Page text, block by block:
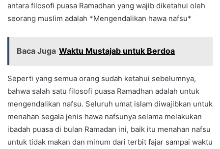
antara filosofi puasa Ramadhan yang wajib diketahui oleh
seorang muslim adalah *Mengendalikan hawa nafsu*
Baca Juga Waktu Mustajab untuk Berdoa
Seperti yang semua orang sudah ketahui sebelumnya,
bahwa salah satu filosofi puasa Ramadhan adalah untuk
mengendalikan nafsu. Seluruh umat islam diwajibkan untuk
menahan segala jenis hawa nafsunya selama melakukan
ibadah puasa di bulan Ramadan ini, baik itu menahan nafsu
untuk tidak makan dan minum dari terbit fajar sampai waktu